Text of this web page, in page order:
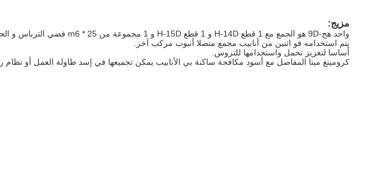
مزيج:
واحد هج-9D هو الجمع مع 1 قطع H-14D و 1 قطع H-15D و 1 مجموعة من m6 * 25 فضي الترباس و الجوز
يتم استخدامه فو اثنين من أنابيب مجمع متصلا أنبوب مركب آخر.
أساسا لتعزيز تحمل واستخدامها للتروس.
كرومينغ ميتا المفاصل مع أسود مكافحة ساكنة بي الأنابيب يمكن تجميعها في إسد طاولة العمل أو نظام